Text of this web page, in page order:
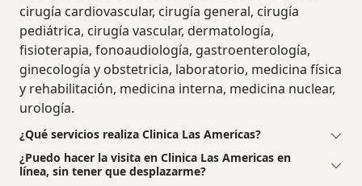
cirugía cardiovascular, cirugía general, cirugía
pediátrica, cirugía vascular, dermatología,
fisioterapia, fonoaudiología, gastroenterología,
ginecología y obstetricia, laboratorio, medicina física
y rehabilitación, medicina interna, medicina nuclear,
urología.
¿Qué servicios realiza Clinica Las Americas?
¿Puedo hacer la visita en Clinica Las Americas en
línea, sin tener que desplazarme?